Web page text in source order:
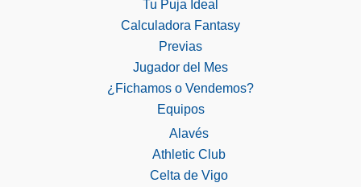
Tu Puja Ideal
Calculadora Fantasy
Previas
Jugador del Mes
¿Fichamos o Vendemos?
Equipos
Alavés
Athletic Club
Celta de Vigo